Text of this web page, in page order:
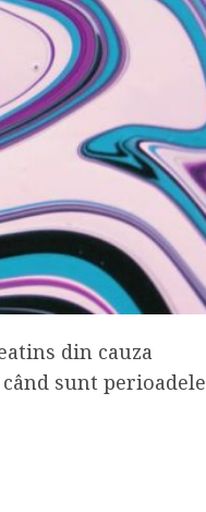
din cauza
sunt perioadele